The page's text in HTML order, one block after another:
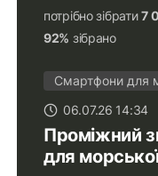
потрібно зібрати7
92% зібрано
Смартфони для
06.07.26 14:34
Проміжний
для